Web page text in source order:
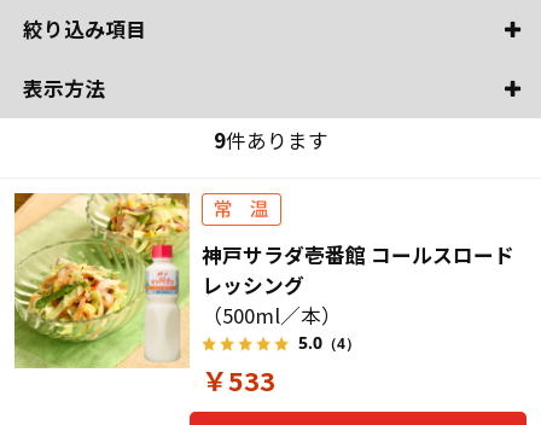
絞り込み項目
表示方法
9件あります
神戸サラダ壱番館 コールスロード
レッシング
（500ml／本）
5.0（4）
￥533